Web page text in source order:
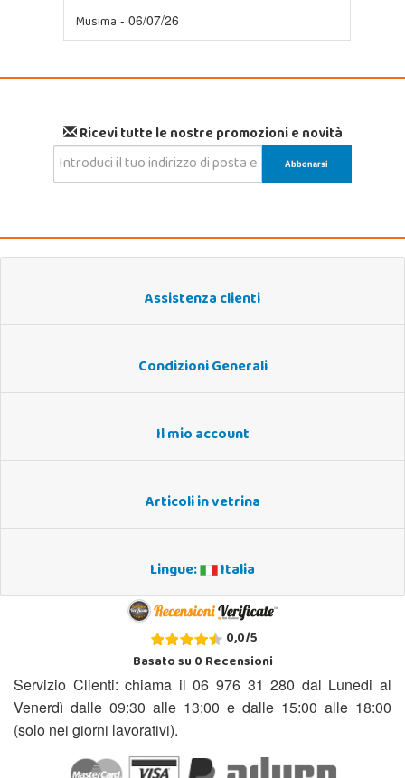
Musima - 06/07/26
Ricevi tutte le nostre promozioni e novità
Assistenza clienti
Condizioni Generali
Il mio account
Articoli in vetrina
Lingue: Italia
0,0/5
Basato su0Recensioni
Servizio Clienti: chiama il 06 976 31 280 dal Lunedi al
Venerdì dalle 09:30 alle 13:00 e dalle 15:00 alle 18:00
(solo nei giorni lavorativi).